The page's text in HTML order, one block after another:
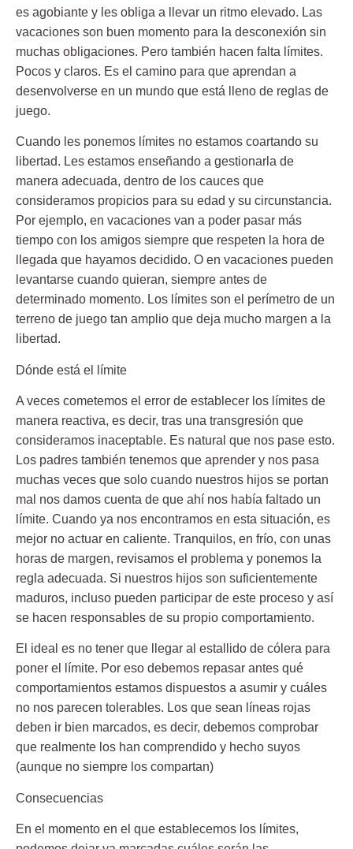
es agobiante y les obliga a llevar un ritmo elevado. Las
vacaciones son buen momento para la desconexión sin
muchas obligaciones. Pero también hacen falta límites.
Pocos y claros. Es el camino para que aprendan a
desenvolverse en un mundo que está lleno de reglas de
juego.
Cuando les ponemos límites no estamos coartando su
libertad. Les estamos enseñando a gestionarla de
manera adecuada, dentro de los cauces que
consideramos propicios para su edad y su circunstancia.
Por ejemplo, en vacaciones van a poder pasar más
tiempo con los amigos siempre que respeten la hora de
llegada que hayamos decidido. O en vacaciones pueden
levantarse cuando quieran, siempre antes de
determinado momento. Los límites son el perímetro de un
terreno de juego tan amplio que deja mucho margen a la
libertad.
Dónde está el límite
A veces cometemos el error de establecer los límites de
manera reactiva, es decir, tras una transgresión que
consideramos inaceptable. Es natural que nos pase esto.
Los padres también tenemos que aprender y nos pasa
muchas veces que solo cuando nuestros hijos se portan
mal nos damos cuenta de que ahí nos había faltado un
límite. Cuando ya nos encontramos en esta situación, es
mejor no actuar en caliente. Tranquilos, en frío, con unas
horas de margen, revisamos el problema y ponemos la
regla adecuada. Si nuestros hijos son suficientemente
maduros, incluso pueden participar de este proceso y así
se hacen responsables de su propio comportamiento.
El ideal es no tener que llegar al estallido de cólera para
poner el límite. Por eso debemos repasar antes qué
comportamientos estamos dispuestos a asumir y cuáles
no nos parecen tolerables. Los que sean líneas rojas
deben ir bien marcados, es decir, debemos comprobar
que realmente los han comprendido y hecho suyos
(aunque no siempre los compartan)
Consecuencias
En el momento en el que establecemos los límites,